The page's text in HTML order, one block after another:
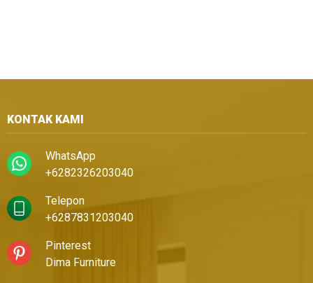
KONTAK KAMI
WhatsApp
+6282326203040
Telepon
+6287831203040
Pinterest
Dima Furniture